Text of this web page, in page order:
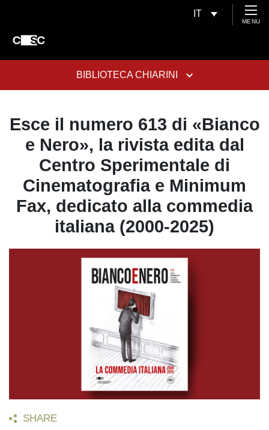
IT
MENU
BIBLIOTECA CHIARINI
Esce il numero 613 di «Bianco
e Nero», la rivista edita dal
Centro Sperimentale di
Cinematografia e Minimum
Fax, dedicato alla commedia
italiana (2000-2025)
SHARE